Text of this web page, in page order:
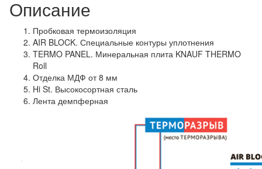
Описание
Пробковая термоизоляция
AIR BLOCK. Специальные контуры уплотнения
TERMO PANEL. Минеральная плита KNAUF THERMO
Roll
Отделка МДФ от 8 мм
Hi St. Высокосортная сталь
Лента демпферная